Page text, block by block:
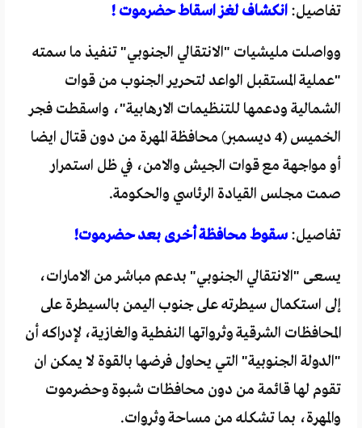
تفاصيل: انكشاف لغز اسقاط حضرموت !
وواصلت مليشيات "الانتقالي الجنوبي" تنفيذ ما سمته
"عملية المستقبل الواعد لتحرير الجنوب من قوات
الشمالية ودعمها للتنظيمات الارهابية"، واسقطت فجر
الخميس (4 ديسمبر) محافظة المهرة من دون قتال ايضا
أو مواجهة مع قوات الجيش والامن، في ظل استمرار
صمت مجلس القيادة الرئاسي والحكومة.
تفاصيل: سقوط محافظة أخرى بعد حضرموت!
يسعى "الانتقالي الجنوبي" بدعم مباشر من الامارات،
إلى استكمال سيطرته على جنوب اليمن بالسيطرة على
المحافظات الشرقية وثرواتها النفطية والغازية، لإدراكه أن
"الدولة الجنوبية" التي يحاول فرضها بالقوة لا يمكن ان
تقوم لها قائمة من دون محافظات شبوة وحضرموت
والمهرة، بما تشكله من مساحة وثروات.